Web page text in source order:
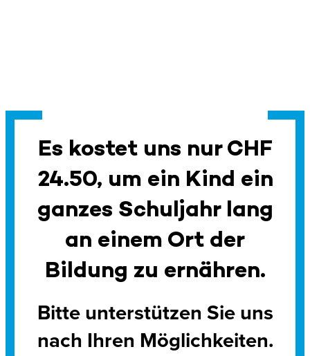
Es kostet uns nur CHF
24.50, um ein Kind ein
ganzes Schuljahr lang
an einem Ort der
Bildung zu ernähren.
Bitte unterstützen Sie uns
nach Ihren Möglichkeiten.